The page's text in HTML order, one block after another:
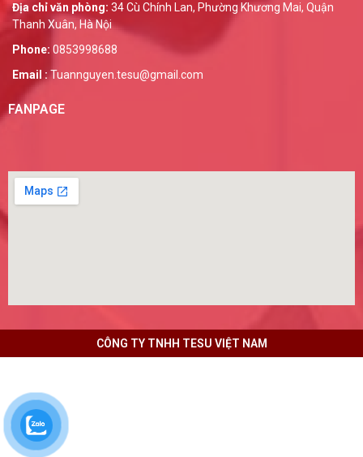
Địa chỉ văn phòng: 34 Cù Chính Lan, Phường Khương Mai, Quận
Thanh Xuân, Hà Nội
Phone: 0853998688
Email :Tuannguyen.tesu@gmail.com
FANPAGE
CÔNG TY TNHH TESU VIỆT NAM